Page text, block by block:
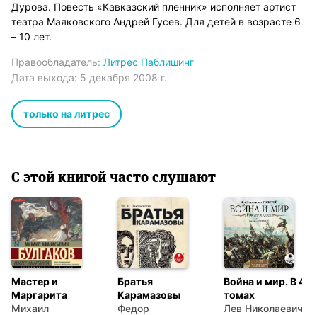
Дурова. Повесть «Кавказский пленник» исполняет артист
театра Маяковского Андрей Гусев. Для детей в возрасте 6
– 10 лет.
Правообладатель: Литрес Паблишинг
Дата выхода: 5 декабря 2008 г.
только на литрес
С этой книгой часто слушают
Мастер и
Маргарита
Михаил
Братья
Карамазовы
Федор
Война и мир. В 4-х
томах
Лев Николаевич